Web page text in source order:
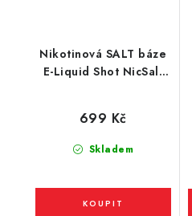
Nikotinová SALT báze
E-Liquid Shot NicSalt
Skladem
699 Kč